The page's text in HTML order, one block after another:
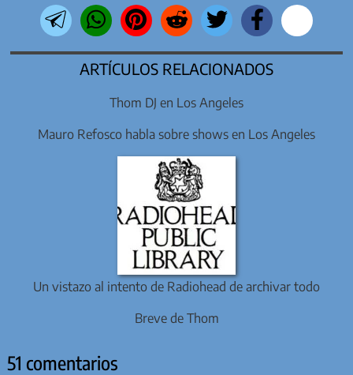
ARTÍCULOS RELACIONADOS
Thom DJ en Los Angeles
Mauro Refosco habla sobre shows en Los Angeles
Un vistazo al intento de Radiohead de archivar todo
Breve de Thom
51 comentarios